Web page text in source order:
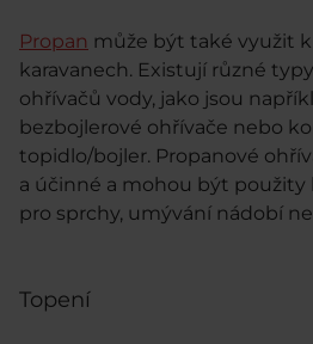
Propan může být také využit
karavanech. Existují různé
ohřívačů vody, jako jsou
bezbojlerové ohřívače nebo
topidlo/bojler. Propanové
a účinné a mohou být
pro sprchy, umývání nádobí
Topení